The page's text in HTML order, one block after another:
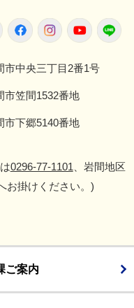
役所
X FacebookInstagram
市中央三丁目2番1号
市笠間1532番地
市下郷5140番地
0296-77-1101 、岩間地区
お掛けください。)
ご案内